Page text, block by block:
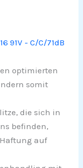
91V - C/C/71dB
optimierten
somit
die sich in
befinden,
auf